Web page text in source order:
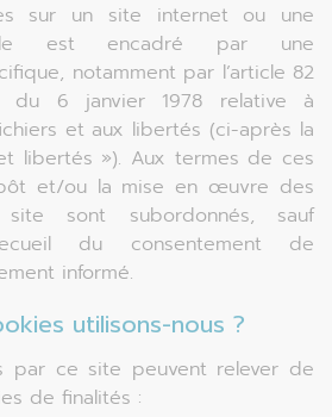
sur un site internet ou une
est encadré par une
notamment par l’article 82
du 6 janvier 1978 relative à
et aux libertés (ci-après la
libertés »). Aux termes de ces
et/ou la mise en œuvre des
sont subordonnés, sauf
du consentement de
informé.
utilisons-nous ?
par ce site peuvent relever de
de finalités :